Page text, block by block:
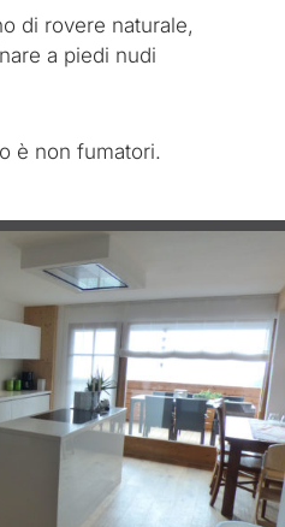
di rovere naturale,
a piedi nudi
è non fumatori.